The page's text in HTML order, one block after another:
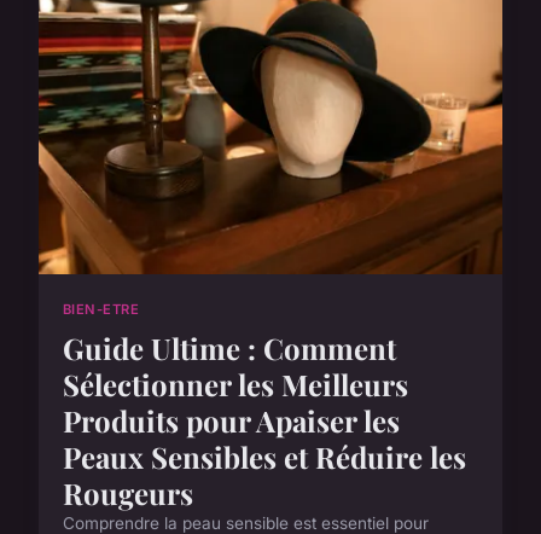
BIEN-ETRE
Guide Ultime : Comment
Sélectionner les Meilleurs
Produits pour Apaiser les
Peaux Sensibles et Réduire les
Rougeurs
Comprendre la peau sensible est essentiel pour